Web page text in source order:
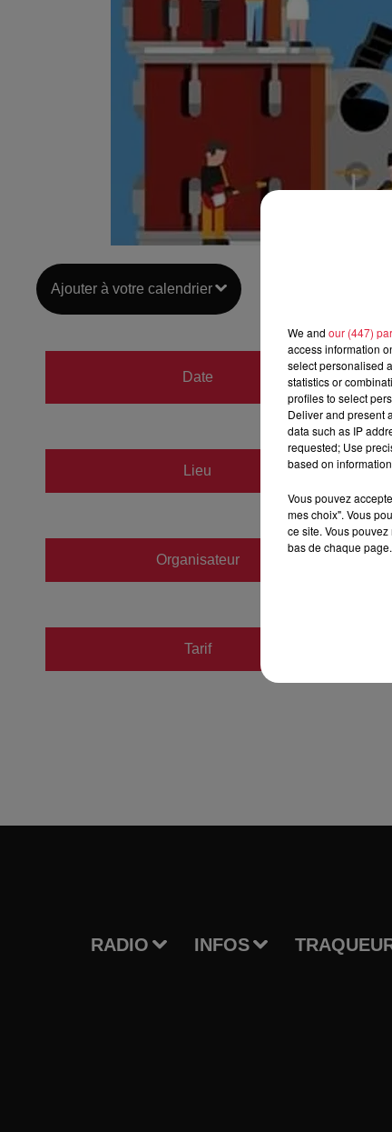
Ajouter à votre calendrier
Date
du
au
Lieu
Organisateur
Tarif
RADIO INFOS
We and our (447)
access information
select personalised
statistics or
profiles to select
Deliver and present
data such as IP
requested; Use
based on
Vous pouvez
mes choix". Vous
ce site. Vous
bas de chaque page.